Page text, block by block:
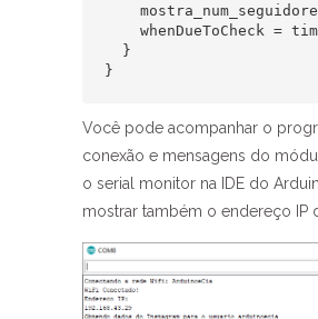
whenDueToCheck =
  }
}
Você pode acompanhar o
conexão e mensagens do
o serial monitor na IDE do
mostrar também o endereço IP